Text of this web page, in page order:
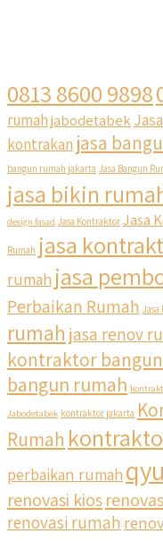
0813 8600 9898
rumahjabodetabek
kontrakan jasa
bangun rumah jakarta Jasa Bangun
jasa bikin
design fasad Jasa Kontraktor Jasa
Rumah jasa
rumah jasa
Perbaikan Rumah Jasa
rumah jasa renov
kontraktor
bangun rumah
Jabodetabek kontraktor jakarta
Rumah
perbaikan rumah
renovasi kios
renovasi rumah